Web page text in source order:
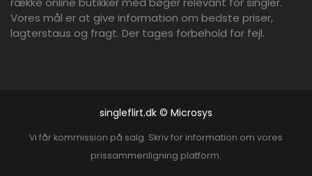
Vores mål er at give information om bedste priser,
lagterstaus og fragt. Der tages forbehold for fejl.
singleflirt.dk © Microsys
Vi får kommission på salg. Skriv for information om vores
prissammenligning platform.